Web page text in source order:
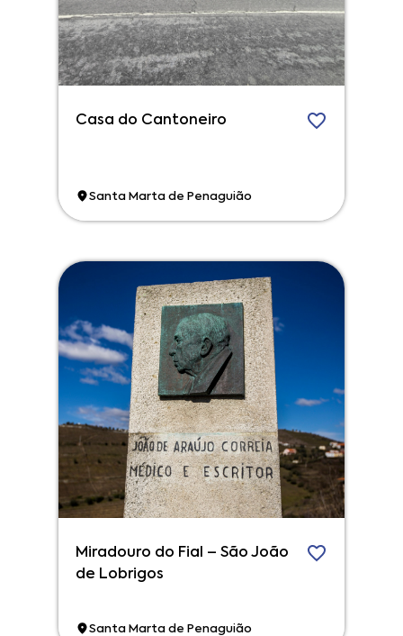
Casa do Cantoneiro
Santa Marta de Penaguião
Miradouro do Fial – São João
de Lobrigos
Santa Marta de Penaguião